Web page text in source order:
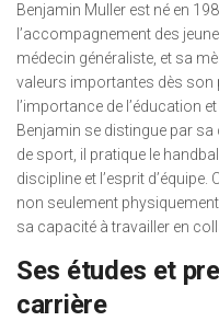
Benjamin Muller est né en
l’accompagnement des
médecin généraliste, et sa
valeurs importantes dès son
l’importance de l’éducation
Benjamin se distingue par
de sport, il pratique le
discipline et l’esprit
non seulement
sa capacité à travailler en
Ses études et
carrière